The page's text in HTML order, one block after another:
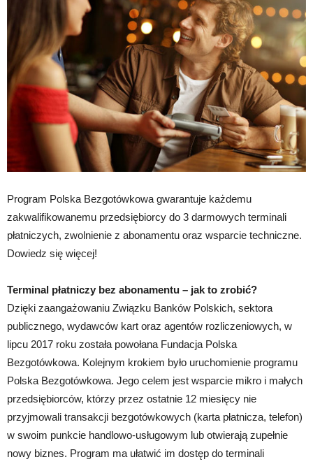
Program Polska Bezgotówkowa gwarantuje każdemu
zakwalifikowanemu przedsiębiorcy do 3 darmowych terminali
płatniczych, zwolnienie z abonamentu oraz wsparcie techniczne.
Dowiedz się więcej!
Terminal płatniczy bez abonamentu – jak to zrobić?
Dzięki zaangażowaniu Związku Banków Polskich, sektora
publicznego, wydawców kart oraz agentów rozliczeniowych, w
lipcu 2017 roku została powołana Fundacja Polska
Bezgotówkowa. Kolejnym krokiem było uruchomienie programu
Polska Bezgotówkowa. Jego celem jest wsparcie mikro i małych
przedsiębiorców, którzy przez ostatnie 12 miesięcy nie
przyjmowali transakcji bezgotówkowych (karta płatnicza, telefon)
w swoim punkcie handlowo-usługowym lub otwierają zupełnie
nowy biznes. Program ma ułatwić im dostęp do terminali